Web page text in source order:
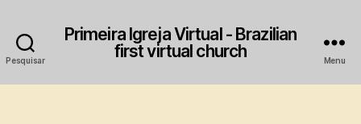
Pesquisar
Primeira Igreja Virtual - Brazilian
first virtual church
Menu